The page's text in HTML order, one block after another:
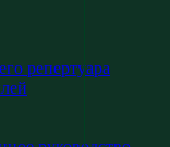
репертуара